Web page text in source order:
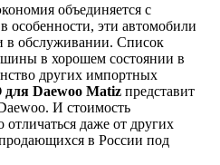
объединяется с
особенности, эти автомобили
в обслуживании. Список
в хорошем состоянии в
других импортных
Daewoo Matiz представит
И стоимость
даже от других
в России под